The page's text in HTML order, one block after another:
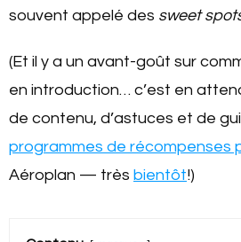
souvent appelé des sweet
(Et il y a un avant-goût sur
en introduction… c’est en
de contenu, d’astuces et de
programmes de récompenses
Aéroplan — très bientôt!)